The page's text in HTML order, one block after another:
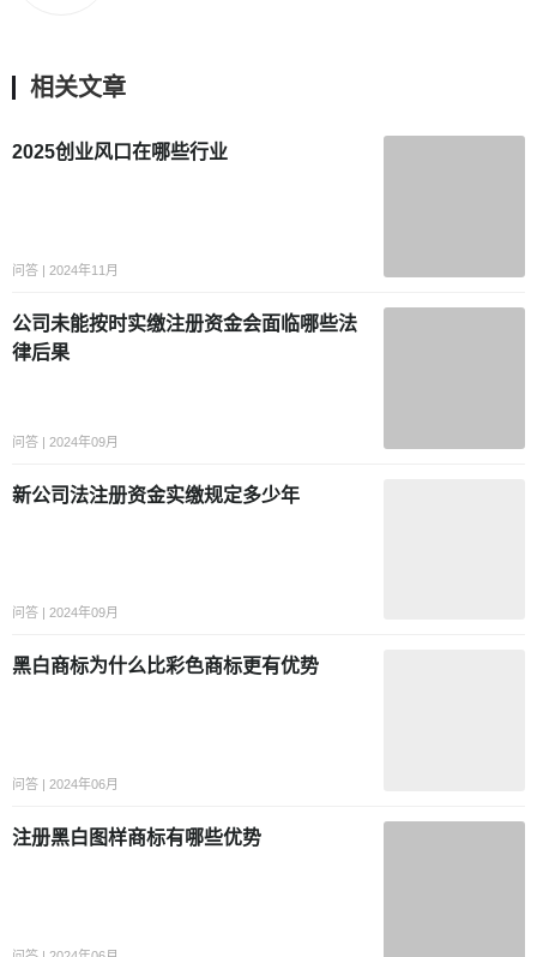
相关文章
2025创业风口在哪些行业
问答 | 2024年11月
公司未能按时实缴注册资金会面临
哪些法律后果
问答 | 2024年09月
新公司法注册资金实缴规定多少年
问答 | 2024年09月
黑白商标为什么比彩色商标更有优势
问答 | 2024年06月
注册黑白图样商标有哪些优势
问答 | 2024年06月